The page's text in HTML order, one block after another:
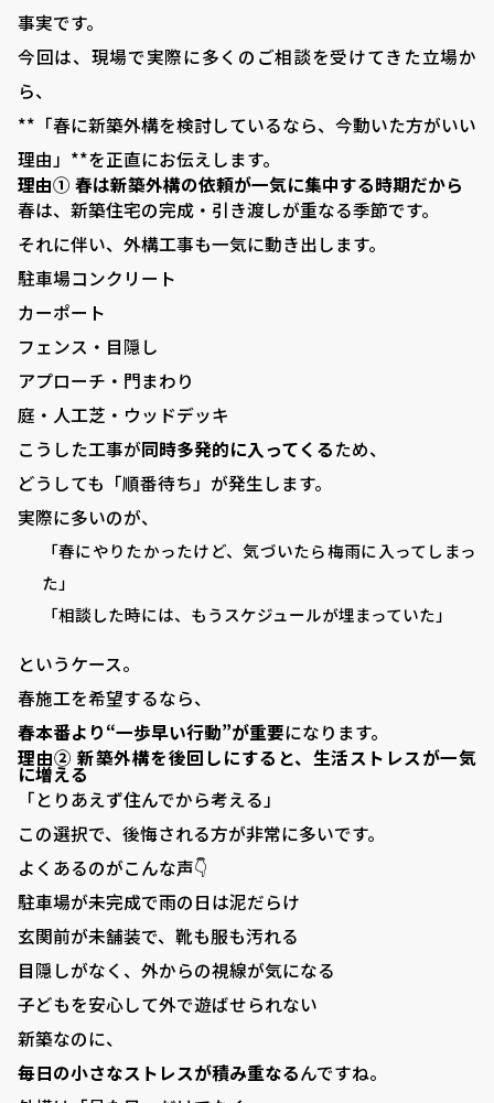
事実です。
今回は、現場で実際に多くのご相談を受けてきた立場か
ら、
**「春に新築外構を検討しているなら、今動いた方がいい
理由」**を正直にお伝えします。
理由① 春は新築外構の依頼が一気に集中する時期だから
春は、新築住宅の完成・引き渡しが重なる季節です。
それに伴い、外構工事も一気に動き出します。
駐車場コンクリート
カーポート
フェンス・目隠し
アプローチ・門まわり
庭・人工芝・ウッドデッキ
こうした工事が同時多発的に入ってくるため、
どうしても「順番待ち」が発生します。
実際に多いのが、
「春にやりたかったけど、気づいたら梅雨に入ってしまっ
た」
「相談した時には、もうスケジュールが埋まっていた」
というケース。
春施工を希望するなら、
春本番より“一歩早い行動”が重要になります。
理由② 新築外構を後回しにすると、生活ストレスが一気
に増える
「とりあえず住んでから考える」
この選択で、後悔される方が非常に多いです。
よくあるのがこんな声👇
駐車場が未完成で雨の日は泥だらけ
玄関前が未舗装で、靴も服も汚れる
目隠しがなく、外からの視線が気になる
子どもを安心して外で遊ばせられない
新築なのに、
毎日の小さなストレスが積み重なるんですね。